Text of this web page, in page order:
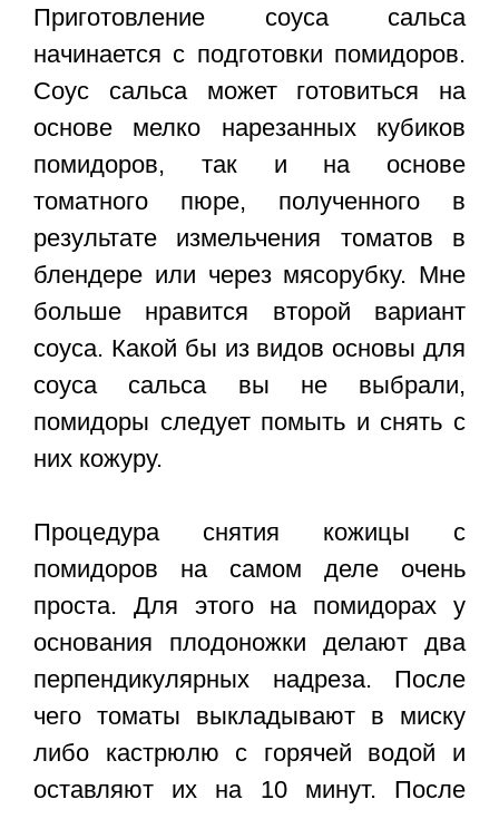
Приготовление соуса сальса
начинается с подготовки помидоров.
Соус сальса может готовиться на
основе мелко нарезанных кубиков
помидоров, так и на основе
томатного пюре, полученного в
результате измельчения томатов в
блендере или через мясорубку. Мне
больше нравится второй вариант
соуса. Какой бы из видов основы для
соуса сальса вы не выбрали,
помидоры следует помыть и снять с
них кожуру.
Процедура снятия кожицы с
помидоров на самом деле очень
проста. Для этого на помидорах у
основания плодоножки делают два
перпендикулярных надреза. После
чего томаты выкладывают в миску
либо кастрюлю с горячей водой и
оставляют их на 10 минут. После